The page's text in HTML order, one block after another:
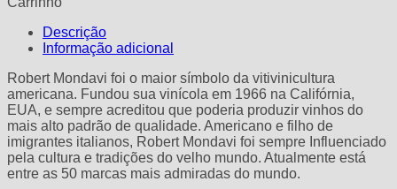
Descrição
Informação adicional
Robert Mondavi foi o maior símbolo da vitivinicultura
americana. Fundou sua vinícola em 1966 na Califórnia,
EUA, e sempre acreditou que poderia produzir vinhos do
mais alto padrão de qualidade. Americano e filho de
imigrantes italianos, Robert Mondavi foi sempre Influenciado
pela cultura e tradições do velho mundo. Atualmente está
entre as 50 marcas mais admiradas do mundo.